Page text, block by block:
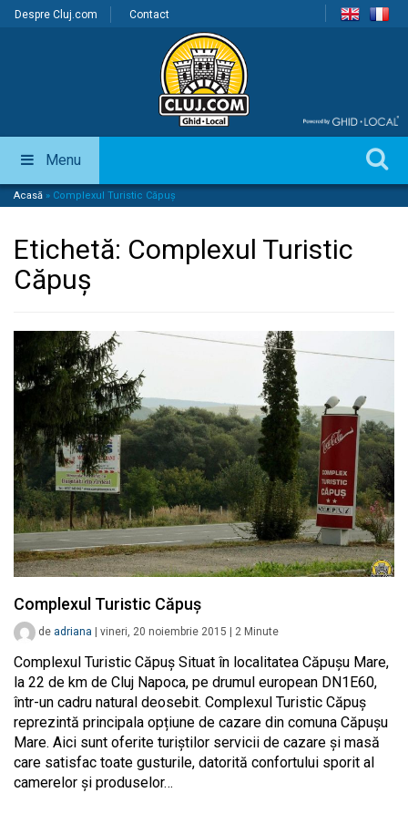
Despre Cluj.com Contact
Menu
Acasă » Complexul Turistic Căpuș
Etichetă: Complexul Turistic
Căpuș
Complexul Turistic Căpuș
de adriana vineri, 20 noiembrie 2015 2 Minute
Complexul Turistic Căpuș Situat în localitatea Căpușu Mare,
la 22 de km de Cluj Napoca, pe drumul european DN1E60,
într-un cadru natural deosebit. Complexul Turistic Căpuș
reprezintă principala opțiune de cazare din comuna Căpușu
Mare. Aici sunt oferite turiștilor servicii de cazare și masă
care satisfac toate gusturile, datorită confortului sporit al
camerelor și produselor…